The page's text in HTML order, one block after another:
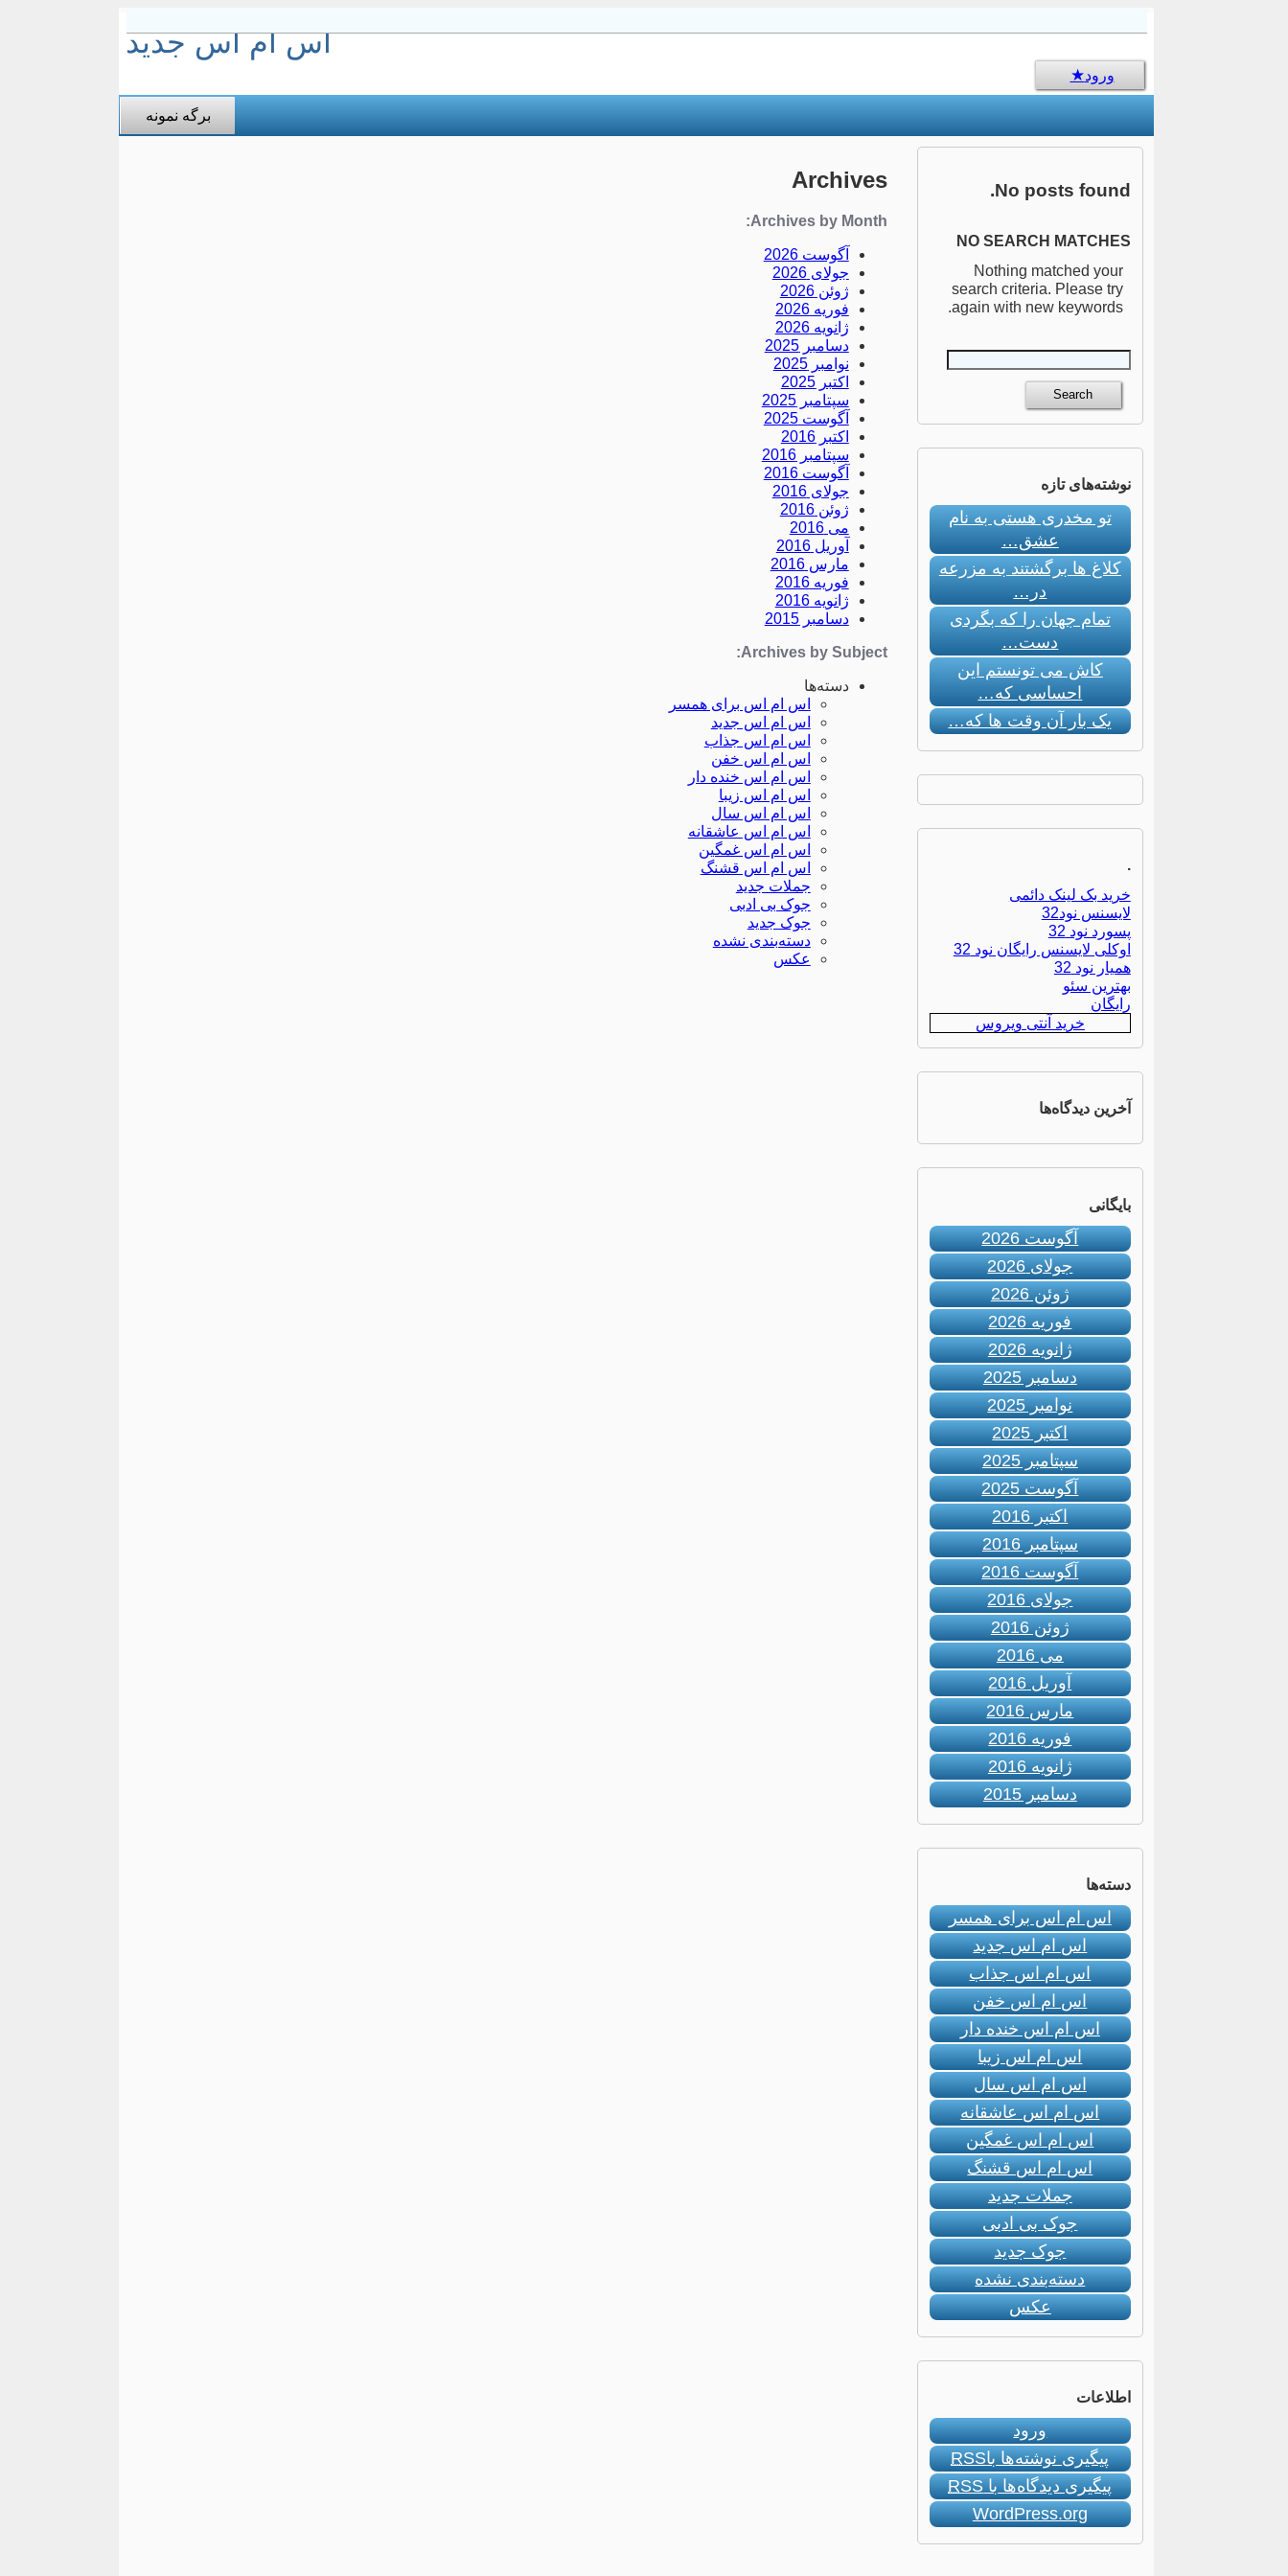
اس ام اس جدید
ورود
برگه نمونه
Archives
Archives by Month:
آگوست 2026
جولای 2026
ژوئن 2026
فوریه 2026
ژانویه 2026
دسامبر 2025
نوامبر 2025
اکتبر 2025
سپتامبر 2025
آگوست 2025
اکتبر 2016
سپتامبر 2016
آگوست 2016
جولای 2016
ژوئن 2016
می 2016
آوریل 2016
مارس 2016
فوریه 2016
ژانویه 2016
دسامبر 2015
Archives by Subject:
دسته‌ها
اس ام اس برای همسر
اس ام اس جدید
اس ام اس جذاب
اس ام اس خفن
اس ام اس خنده دار
اس ام اس زیبا
اس ام اس سال
اس ام اس عاشقانه
اس ام اس غمگین
اس ام اس قشنگ
جملات جدید
جوک بی ادبی
جوک جدید
دسته‌بندی نشده
عکس
No posts found.
NO SEARCH MATCHES
Nothing matched your
search criteria. Please try
again with new keywords.
نوشته‌های تازه
تو مخدری هستی به نام
عشق…
کلاغ ها برگشتند به مزرعه
در…
تمام جهان را که بگردی
دست…
کاش می تونستم این
احساسی که…
یک بار آن وقت ها که…
.
خرید بک لینک دائمی
لایسنس نود32
پسورد نود 32
اوکلی لایسنس رایگان نود 32
همیار نود 32
بهترین سئو
رایگان
خرید آنتی ویروس
آخرین دیدگاه‌ها
بایگانی
آگوست 2026
جولای 2026
ژوئن 2026
فوریه 2026
ژانویه 2026
دسامبر 2025
نوامبر 2025
اکتبر 2025
سپتامبر 2025
آگوست 2025
اکتبر 2016
سپتامبر 2016
آگوست 2016
جولای 2016
ژوئن 2016
می 2016
آوریل 2016
مارس 2016
فوریه 2016
ژانویه 2016
دسامبر 2015
دسته‌ها
اس ام اس برای همسر
اس ام اس جدید
اس ام اس جذاب
اس ام اس خفن
اس ام اس خنده دار
اس ام اس زیبا
اس ام اس سال
اس ام اس عاشقانه
اس ام اس غمگین
اس ام اس قشنگ
جملات جدید
جوک بی ادبی
جوک جدید
دسته‌بندی نشده
عکس
اطلاعات
ورود
پیگیری نوشته‌ها باRSS
پیگیری دیدگاه‌ها باRSS
WordPress.org